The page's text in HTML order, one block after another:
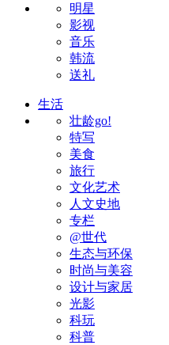
明星
影视
音乐
韩流
送礼
生活
壮龄go!
特写
美食
旅行
文化艺术
人文史地
专栏
@世代
生态与环保
时尚与美容
设计与家居
光影
科玩
科普